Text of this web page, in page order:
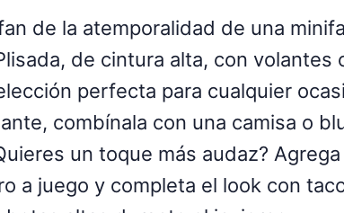
de la atemporalidad de una
de cintura alta, con volantes
perfecta para cualquier
combínala con una camisa o
un toque más audaz?
a juego y completa el look con